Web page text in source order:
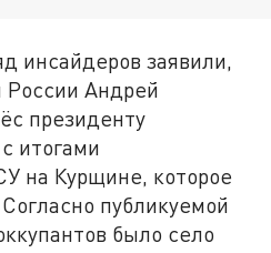
инсайдеров заявили,
России Андрей
президенту
итогами
на Курщине, которое
публикуемой
было село